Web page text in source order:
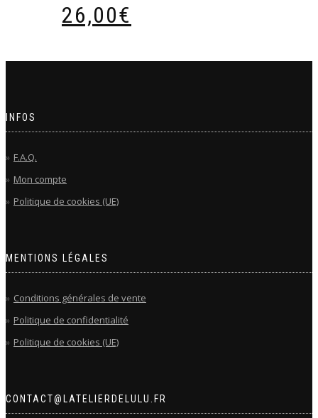
26,00€
INFOS
F.A.Q.
Mon compte
Politique de cookies (UE)
MENTIONS LÉGALES
Conditions générales de vente
Politique de confidentialité
Politique de cookies (UE)
CONTACT@LATELIERDELULU.FR